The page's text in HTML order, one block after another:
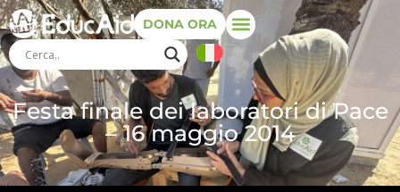
DONA ORA
Festa finale dei laboratori di Pace
– 16 maggio 2014